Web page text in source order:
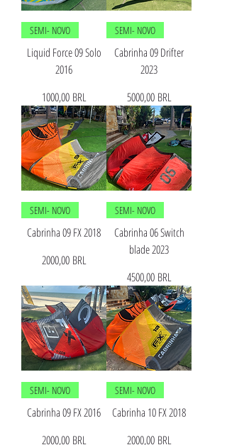
SEMI- NOVO
Liquid Force 09 Solo
2016
Precio
1000,00 BRL
SEMI- NOVO
Cabrinha 09 Drifter
2023
Precio
5000,00 BRL
SEMI- NOVO
Cabrinha 09 FX 2018
Precio
2000,00 BRL
SEMI- NOVO
Cabrinha 06 Switch
blade 2023
Precio
4500,00 BRL
SEMI- NOVO
Cabrinha 09 FX 2016
Precio
2000,00 BRL
SEMI- NOVO
Cabrinha 10 FX 2018
Precio
2000,00 BRL